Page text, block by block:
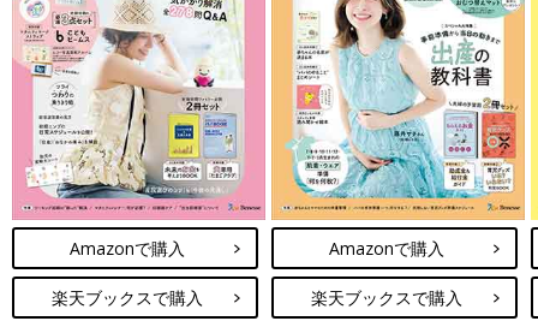
Amazonで購入
楽天ブックスで購入
Amazonで購入
楽天ブックスで購入